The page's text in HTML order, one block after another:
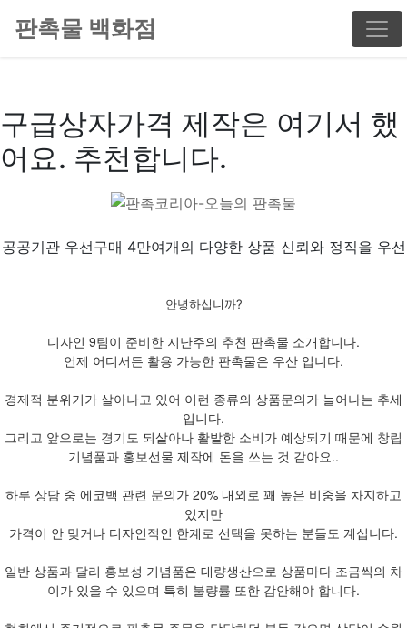
판촉물 백화점
구급상자가격 제작은 여기서 했
어요. 추천합니다.
공공기관 우선구매 4만여개의 다양한 상품 신뢰와 정직을 우선
안녕하십니까?
디자인 9팀이 준비한 지난주의 추천 판촉물 소개합니다.
언제 어디서든 활용 가능한 판촉물은 우산 입니다.
경제적 분위기가 살아나고 있어 이런 종류의 상품문의가 늘어나는 추세
입니다.
그리고 앞으로는 경기도 되살아나 활발한 소비가 예상되기 때문에 창립
기념품과 홍보선물 제작에 돈을 쓰는 것 같아요..
하루 상담 중 에코백 관련 문의가 20% 내외로 꽤 높은 비중을 차지하고
있지만
가격이 안 맞거나 디자인적인 한계로 선택을 못하는 분들도 계십니다.
일반 상품과 달리 홍보성 기념품은 대량생산으로 상품마다 조금씩의 차
이가 있을 수 있으며 특히 불량률 또한 감안해야 합니다.